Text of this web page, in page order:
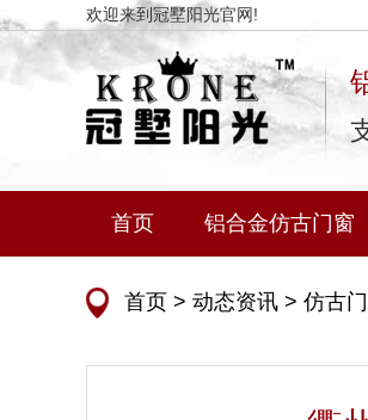
欢迎来到冠墅阳光官网!
首页 铝合金仿古门窗
首页 > 动态资讯 > 仿古